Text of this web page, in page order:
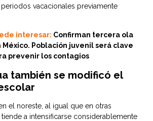
vacacionales previamente
interesar: Confirman tercera ola
México. Población juvenil será clave
prevenir los contagios
también se modificó el
el noreste, al igual que en otras
a intensificarse considerablemente